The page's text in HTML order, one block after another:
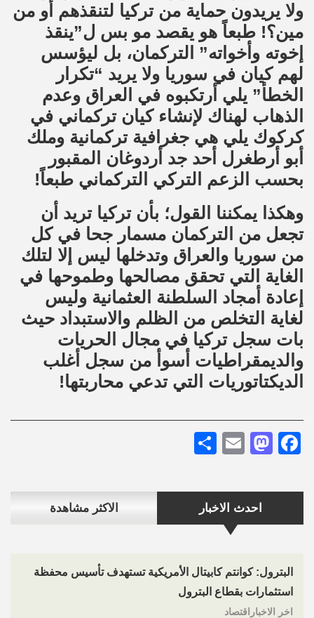
احدث الاخبار الاكثر مشاهدة
البترول: كوانتم كابيتال الأمريكية تستهدف تأسيس محفظة
استثمارات بقطاع البترول
اخر الاخباراقتصاد
ولا يريدون حماية من تركيا لتنقذهم أو من
مين؟! طبعاً هو يقصد مو بس ل”ينقذ
إخوته وأخواته” التركمان، بل ليؤسس
لهم كيان في سوريا ولا يريد “تكرار
الخطأ” يلي أرتكبوه في العراق وعدم
الذهاب لهناك لإنشاء كيان تركماني في
كركوك يلي هي جغرافية تركمانية وملك
أبو أرطغرل أحد جد أردوغان المقبور
بحسب الزعم التركي التركماني طبعاً!
وهكذا يمكننا القول؛ بأن تركيا تريد أن
تجعل من التركمان مسمار جحا في كل
من سوريا والعراق وتدخلها ليس إلا لتلك
الغاية التي تحقق مصالحها وطموحها في
إعادة أمجاد السلطنة العثمانية وليس
لغاية التخلص من الظلم والاستبداد حيث
بات سجل تركيا في مجال الحريات
والديمقراطيات أسوأ من سجل أغلب
الديكتاتوريات التي تدعي محاربتها!
Facebook
Mastodon
Email